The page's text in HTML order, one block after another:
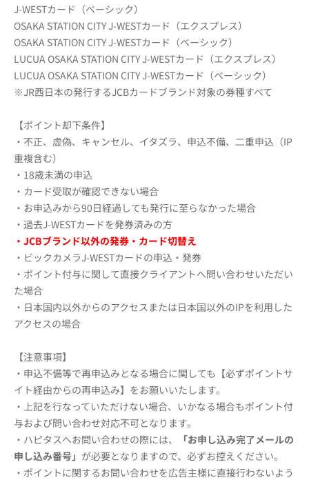
J-WESTカード（ベーシック）
OSAKA STATION CITY J-WESTカード（エクスプレス）
OSAKA STATION CITY J-WESTカード（ベーシック）
LUCUA OSAKA STATION CITY J-WESTカード（エクスプレス）
LUCUA OSAKA STATION CITY J-WESTカード（ベーシック）
※JR西日本の発行するJCBカードブランド対象の券種すべて
【ポイント却下条件】
・不正、虚偽、キャンセル、イタズラ、申込不備、二重申込（IP
重複含む）
・18歳未満の申込
・カード受取が確認できない場合
・お申込みから90日経過しても発行に至らなかった場合
・過去J-WESTカードを発券済みの方
・JCBブランド以外の発券・カード切替え
・ビックカメラJ-WESTカードの申込・発券
・ポイント付与に関して直接クライアントへ問い合わせいただい
た場合
・日本国内以外からのアクセスまたは日本国以外のIPを利用した
アクセスの場合
【注意事項】
・申込不備等で再申込みとなる場合に関しても【必ずポイントサ
イト経由からの再申込み】をお願いいたします。
・上記を行なっていただけない場合、いかなる場合もポイント付
与および問い合わせ対応不可となります。
・ハピタスへお問い合わせの際には、
「お申し込み完了メールの
申し込み番号」 が必要となりますので、必ずお控えください。
・ポイントに関するお問い合わせを広告主様に直接行わないよう